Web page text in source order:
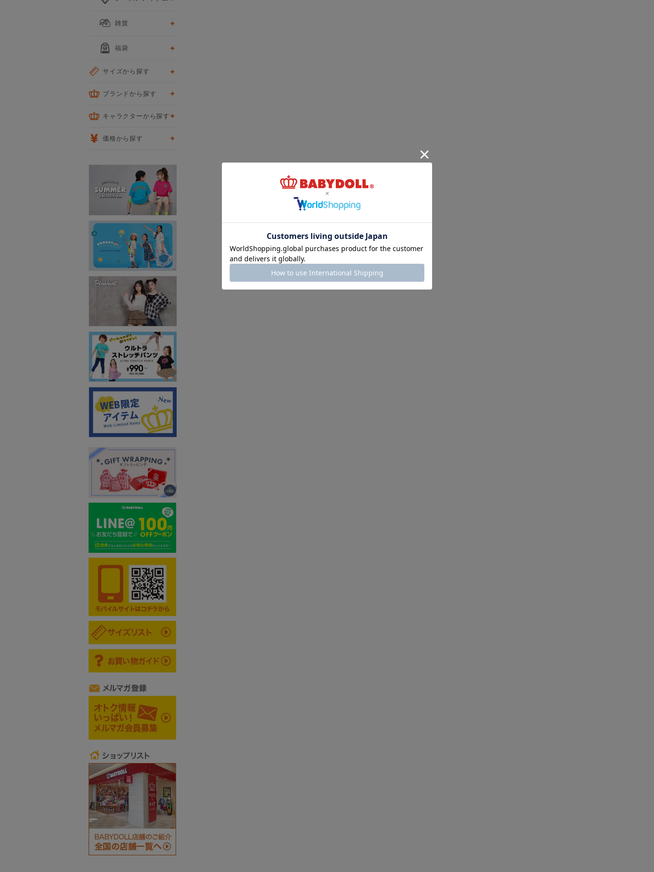
雑貨
福袋
サイズから探す
ブランドから探す
キャラクターから探す
価格から探す